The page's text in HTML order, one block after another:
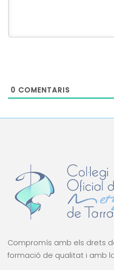
0 COMENTARIS
Compromís amb els drets
formació de qualitat i amb